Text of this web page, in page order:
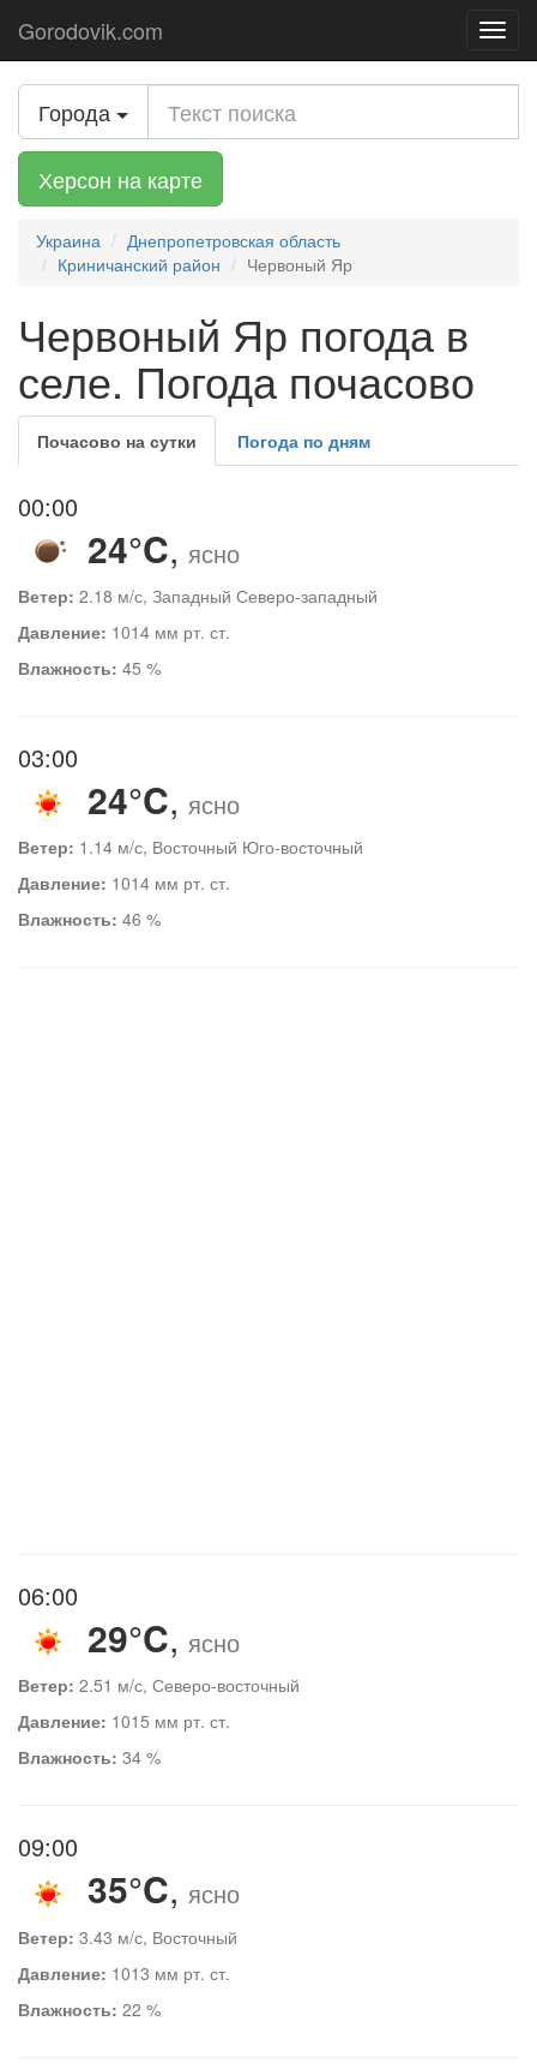
Gorodovik.com
Города
Херсон на карте
Украина
Днепропетровская область
Криничанский район
Червоный Яр
Червоный Яр погода в
селе. Погода почасово
Почасово на сутки Погода по дням
00:00
24°C, ясно
Ветер: 2.18 м/с, Западный Северо-западный
Давление: 1014 мм рт. ст.
Влажность: 45 %
03:00
24°C, ясно
Ветер: 1.14 м/с, Восточный Юго-восточный
Давление: 1014 мм рт. ст.
Влажность: 46 %
06:00
29°C, ясно
Ветер: 2.51 м/с, Северо-восточный
Давление: 1015 мм рт. ст.
Влажность: 34 %
09:00
35°C, ясно
Ветер: 3.43 м/с, Восточный
Давление: 1013 мм рт. ст.
Влажность: 22 %